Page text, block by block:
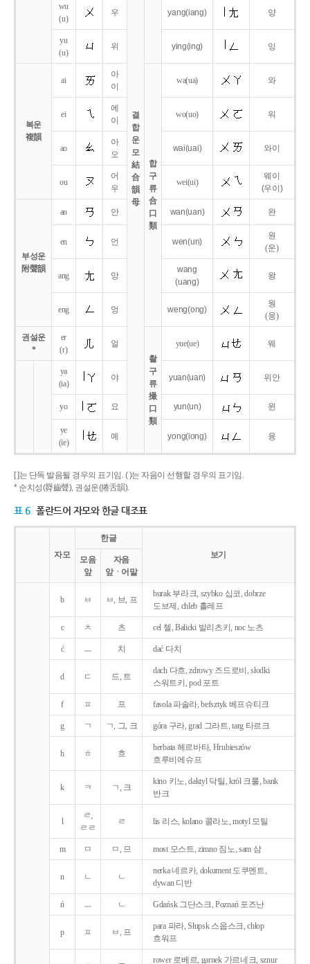
결
합
운
모
結
合
韻
母
wu
(u)
우 yang(iang) 양
yu
(u)
위 ying(ing) 잉
복운
複韻
ai
아
이
합
구
류
合
口
類
wa(ua) 와
ei
에
이
wo(uo) 워
ao
아
오
wai(uai) 와이
ou
어
우
wei(ui)
웨이
(우이)
부성운
附聲韻
an 안 wan(uan) 완
en 언 wen(un)
원
(운)
ang 앙
wang
(uang)
왕
eng 엉 weng(ong)
웡
(웅)
권설운
*
er
(r)
얼
촬
구
류
撮
口
類
yue(ue) 웨
ya
(ia)
야 yuan(uan) 위안
yo 요 yun(un) 윈
ye
(ie)
예 yong(iong) 융
[ ]는 단독 발음될 경우의 표기임. ( )는 자음이 선행할 경우의 표기임.
* 순치성(脣齒聲), 권설운(捲舌韻).
표 6 폴란드어 자모와 한글 대조표
자모
한글
보기
모음
앞
자음
앞ㆍ어말
b ㅂ ㅂ, 브, 프
burak 부라크, szybko 십코, dobrze
도브제, chleb 흘레프
c ㅊ 츠 cel 첼, Balicki 발리츠키, noc 노츠
ć ㅡ 치 dać 다치
d ㄷ 드, 트
dach 다흐, zdrowy 즈드로비, słodki
스워트키, pod 포트
f ㅍ 프 fasola 파솔라, befsztyk 베프슈티크
g ㄱ ㄱ, 그, 크 góra 구라, grad 그라트, targ 타르크
h ㅎ 흐
herbata 헤르바타, Hrubieszów
흐루비에슈프
k ㅋ ㄱ, 크
kino 키노, daktyl 닥틸, król 크룰, bank
반크
l
ㄹ,
ㄹㄹ
ㄹ lis 리스, kolano 콜라노, motyl 모틸
m ㅁ ㅁ, 므 most 모스트, zimno 짐노, sam 삼
n ㄴ ㄴ
nerka 네르카, dokument 도쿠멘트,
dywan 디반
ń ㅡ ㄴ Gdańsk 그단스크, Poznań 포즈난
p ㅍ ㅂ, 프
para 파라, Słupsk 스웁스크, chłop
흐워프
rower 로베르, garnek 가르네크, sznur